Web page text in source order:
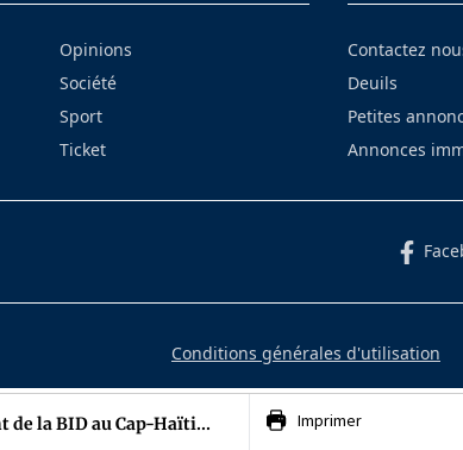
de la BID au Cap-Haïti... Imprimer
Opinions
Société
Sport
Ticket
Contactez
Deuils
Petites
Annonces
Conditions générales d'utilisation